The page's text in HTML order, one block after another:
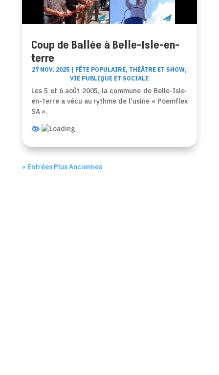
Coup de Ballée à Belle-Isle-en-
terre
27 NOV, 2025 FÊTE POPULAIRE, THÉÂTRE ET SHOW,
VIE PUBLIQUE ET SOCIALE
Les 5 et 6 août 2005, la commune de Belle-Isle-
en-Terre a vécu au rythme de l’usine « Poemflex
SA ».
« Entrées Plus Anciennes